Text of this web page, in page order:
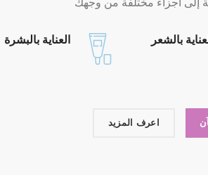
إلى أجزاء مختلفة من وجهك
العناية بالبشرة بالشعر
اعرف المزيد